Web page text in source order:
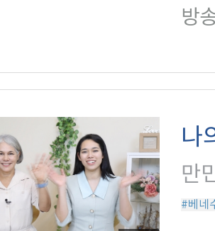
방
나
만
#베네